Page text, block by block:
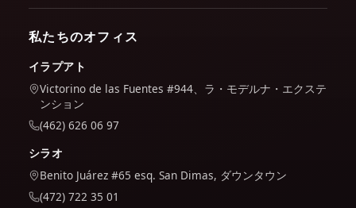
私たちのオフィス
イラプアト
Victorino de las Fuentes #944、ラ・モデルナ・エクステ
ンション
(462) 626 06 97
シラオ
Benito Juárez #65 esq. San Dimas, ダウンタウン
(472) 722 35 01